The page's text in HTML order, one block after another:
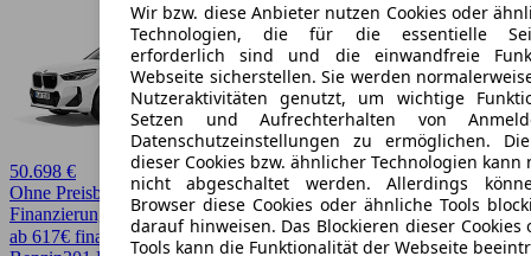
Wir bzw. diese Anbieter nutzen Cookies oder
Technologien, die für die essentielle
erforderlich sind und die einwandfreie
Webseite sicherstellen. Sie werden
Nutzeraktivitäten genutzt, um wichtige
Setzen und Aufrechterhalten von
Datenschutzeinstellungen zu ermöglichen.
dieser Cookies bzw. ähnlicher Technologien kann
nicht abgeschaltet werden. Allerdings
Browser diese Cookies oder ähnliche Tools
darauf hinweisen. Das Blockieren dieser
Tools kann die Funktionalität der Webseite
50.698 €
Ohne Preisbewertung
Finanzierung möglich
ab 617€ finanzieren ↗